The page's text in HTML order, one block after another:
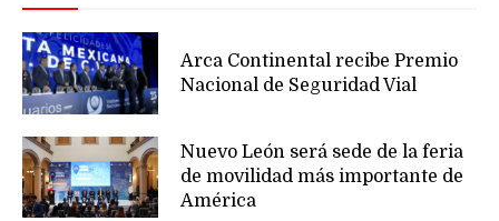
Arca Continental recibe Premio
Nacional de Seguridad Vial
Nuevo León será sede de la feria
de movilidad más importante de
América